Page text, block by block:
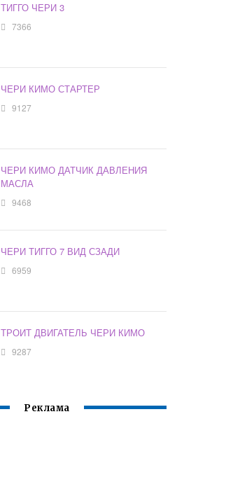
ТИГГО ЧЕРИ 3
7366
ЧЕРИ КИМО СТАРТЕР
9127
ЧЕРИ КИМО ДАТЧИК ДАВЛЕНИЯ
МАСЛА
9468
ЧЕРИ ТИГГО 7 ВИД СЗАДИ
6959
ТРОИТ ДВИГАТЕЛЬ ЧЕРИ КИМО
9287
Реклама